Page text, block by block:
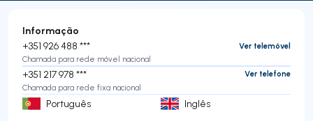
Informação
+351 926 488 ***
Ver telemóvel
Chamada para rede móvel nacional
+351 217 978 ***
Ver telefone
Chamada para rede fixa nacional
Português Inglês